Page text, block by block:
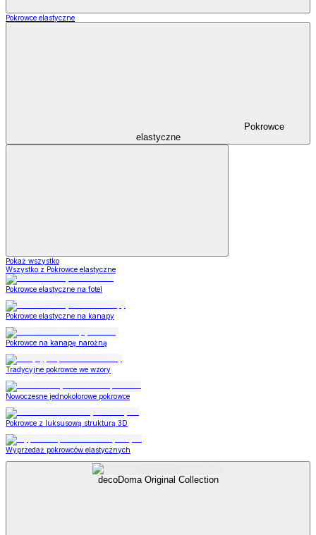
Pokrowce elastyczne
Pokrowce
elastyczne
Pokaż wszystko
Wszystko z Pokrowce elastyczne
Pokrowce elastyczne na fotel
Pokrowce elastyczne na kanapy
Pokrowce na kanapę narożną
Tradycyjne pokrowce we wzory
Nowoczesne jednokolorowe pokrowce
Pokrowce z luksusową strukturą 3D
Wyprzedaż pokrowców elastycznych
decoDoma Original Collection